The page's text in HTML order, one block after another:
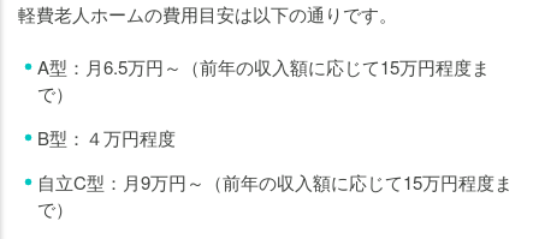
軽費老人ホームの費用目安は以下の通りです。
A型：月6.5万円～（前年の収入額に応じて15万円程度ま
で）
B型：４万円程度
自立C型：月9万円～（前年の収入額に応じて15万円程度ま
で）
老
人
ホ
ム
を
利